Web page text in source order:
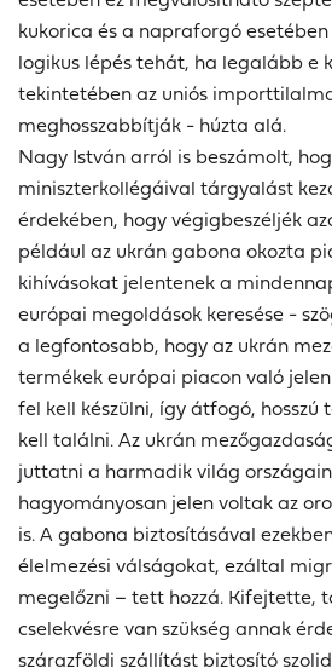
kukorica és a napraforgó
logikus lépés tehát, ha legalább e
tekintetében az uniós
meghosszabbítják - húzta alá.
Nagy István arról is beszámolt,
miniszterkollégáival tárgyalást
érdekében, hogy végigbeszéljék
például az ukrán gabona okozta
kihívásokat jelentenek a
európai megoldások keresése -
a legfontosabb, hogy az ukrán
termékek európai piacon való
fel kell készülni, így átfogó,
kell találni. Az ukrán
juttatni a harmadik világ
hagyományosan jelen voltak az
is. A gabona biztosításával
élelmezési válságokat, ezáltal
megelőzni – tett hozzá. Kifejtette,
cselekvésre van szükség annak
szárazföldi szállítást biztosító